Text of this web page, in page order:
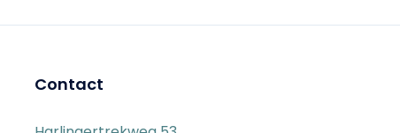
Contact